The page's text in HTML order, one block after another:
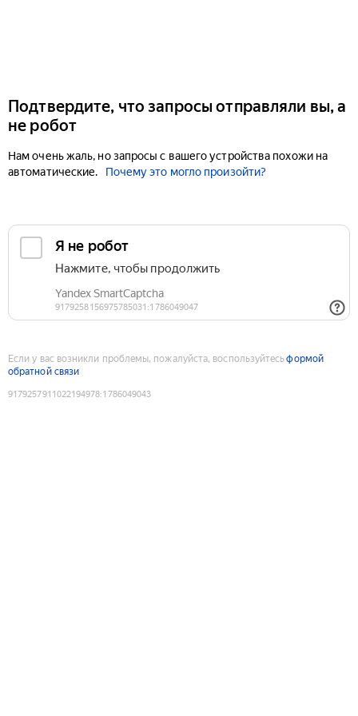
Подтвердите, что запросы отправляли вы, а
не робот
Нам очень жаль, но запросы с вашего устройства похожи на
автоматические.
Почему это могло произойти?
Если у вас возникли проблемы, пожалуйста, воспользуйтесьформой
обратной связи
9179257911022194978:1786049043